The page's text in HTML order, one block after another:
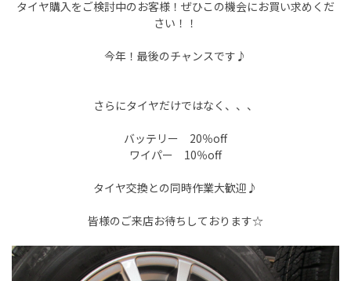
タイヤ購入をご検討中のお客様！ぜひこの機会にお買い求めくだ
さい！！
今年！最後のチャンスです♪
さらにタイヤだけではなく、、、
バッテリー 20％off
ワイパー 10％off
タイヤ交換との同時作業大歓迎♪
皆様のご来店お待ちしております☆